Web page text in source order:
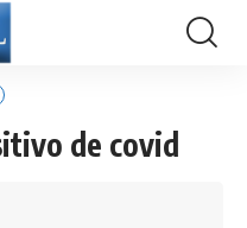
de covid